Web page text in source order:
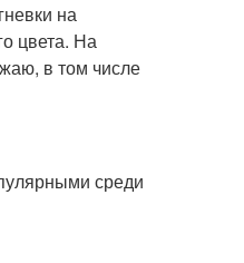
на
цвета. На
в том числе
среди